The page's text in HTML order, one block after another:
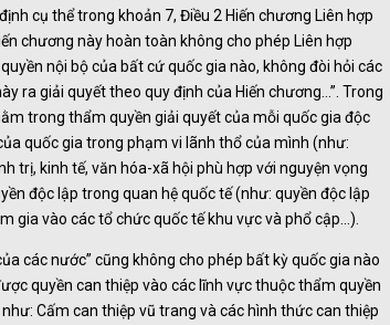
cụ thể trong khoản 7, Điều 2 Hiến chương Liên hợp
chương này hoàn toàn không cho phép Liên hợp
nội bộ của bất cứ quốc gia nào, không đòi hỏi các
ra giải quyết theo quy định của Hiến chương…”. Trong
trong thẩm quyền giải quyết của mỗi quốc gia độc
quốc gia trong phạm vi lãnh thổ của mình (như:
trị, kinh tế, văn hóa-xã hội phù hợp với nguyện vọng
độc lập trong quan hệ quốc tế (như: quyền độc lập
gia vào các tổ chức quốc tế khu vực và phổ cập…).
các nước” cũng không cho phép bất kỳ quốc gia nào
quyền can thiệp vào các lĩnh vực thuộc thẩm quyền
Cấm can thiệp vũ trang và các hình thức can thiệp